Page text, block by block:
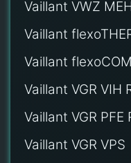
Vaillant VWZ
Vaillant
Vaillant
Vaillant VGR VIH
Vaillant VGR PFE
Vaillant VGR VPS